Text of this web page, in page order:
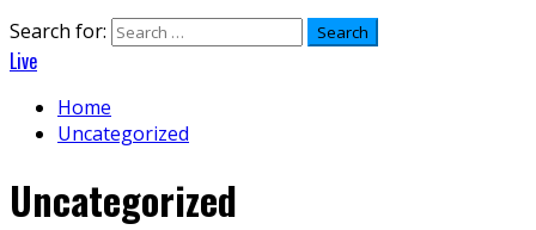
Search for:
Live
Home
Uncategorized
Uncategorized